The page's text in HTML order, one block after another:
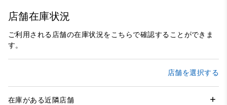
店舗在庫状況
ご利用される店舗の在庫状況をこちらで確認することができま
す。
店舗を選択する
在庫がある近隣店舗